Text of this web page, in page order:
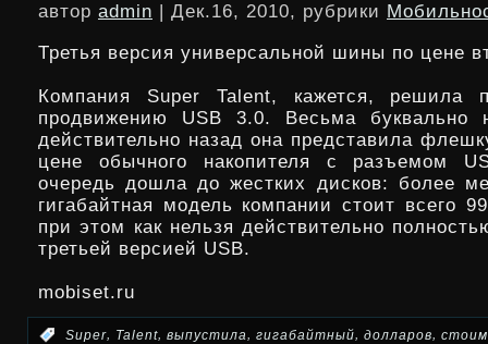
автор admin | Дек.16, 2010, рубрики
Третья версия универсальной шины по цене
Компания Super Talent, кажется, решила
продвижению USB 3.0. Весьма буквально
действительно назад она представила
цене обычного накопителя с разъемом
очередь дошла до жестких дисков: более
гигабайтная модель компании стоит всего
при этом как нельзя действительно
третьей версией USB.
mobiset.ru
Super, Talent, выпустила, гигабайтный, долларов,